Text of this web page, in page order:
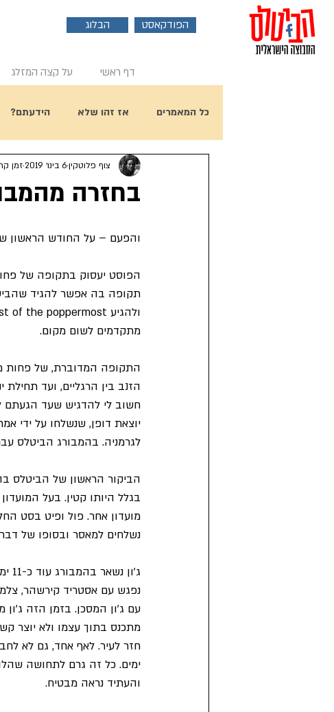
הבלוג הפודקאסט
דף ראשי על קצה המזלג
כל המאמרים אז זהו שלא הידעתם?
פוסט אורח ראיון עם ביל הארי
בחזרה
צוף פלוטקין6 בינו׳ 2019 זמן
והפעם – על החודש הראשון של
הפוסט יעסוק בתקופה של
תקופה בה אפשר להגיד
מתקדמים לשום מקום.
חשוב לי להדגיש שעד הגעתם
יוצאת דופן, שנשלחו על ידי
לגרמניה. בהמבורג הביטלס
הביקור הראשון של הביטלס
מועדון אחר. פול ופיט בסט
נשלחים למאסר ובסופו של
נפגש עם אסטריד קירשהר,
מתכנס בתוך עצמו ולא יוצר
חזר לעיר. לאף אחד, גם לא
ימים. כל זה גרם לתחושה
והעתיד נראה מבטיח.